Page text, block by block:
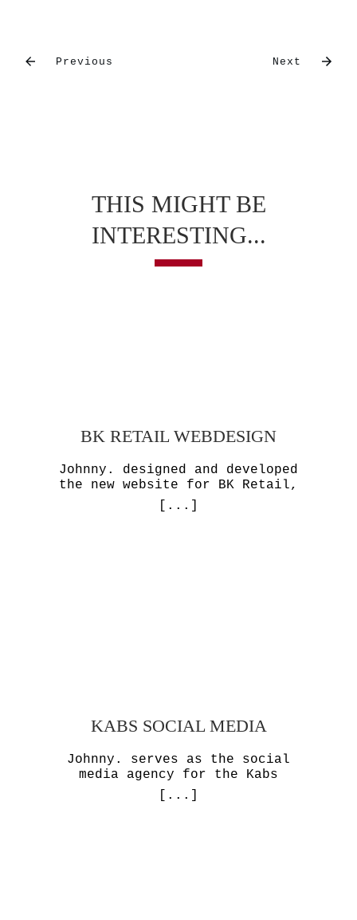
Previous Next
THIS MIGHT BE
INTERESTING...
BK RETAIL WEBDESIGN
Johnny. designed and developed
the new website for BK Retail,
[...]
KABS SOCIAL MEDIA
Johnny. serves as the social
media agency for the Kabs
[...]